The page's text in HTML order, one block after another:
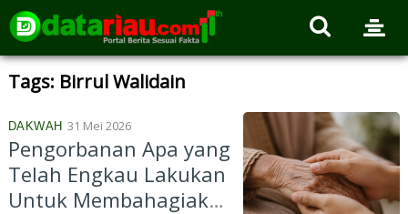
Tags: Birrul Walidain
DAKWAH 31 Mei 2026
Pengorbanan Apa yang
Telah Engkau Lakukan
Untuk Membahagiakan